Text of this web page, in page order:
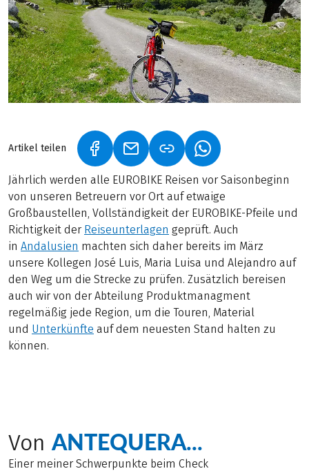
Artikel teilen (LINK ÖFFNET IN NEUEM TAB)
(LINK ÖFFNET IN NEUEM TAB)
(LINK ÖFFNET IN
Jährlich werden alle EUROBIKE Reisen vor Saisonbeginn
von unseren Betreuern vor Ort auf etwaige
Großbaustellen, Vollständigkeit der EUROBIKE-Pfeile und
Richtigkeit der Reiseunterlagen geprüft. Auch
in Andalusien machten sich daher bereits im März
unsere Kollegen José Luis, Maria Luisa und Alejandro auf
den Weg um die Strecke zu prüfen. Zusätzlich bereisen
auch wir von der Abteilung Produktmanagment
regelmäßig jede Region, um die Touren, Material
und Unterkünfte auf dem neuesten Stand halten zu
können.
VonANTEQUERA...
Einer meiner Schwerpunkte beim Check